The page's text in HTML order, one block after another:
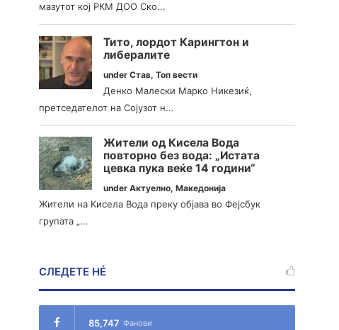
мазутот кој РКМ ДОО Ско...
Тито, лордот Карингтон и
либералите
underСтав,Топ вести
Денко Малески Марко Никезиќ,
претседателот на Сојузот н...
Жители од Кисела Вода
повторно без вода: „Истата
цевка пука веќе 14 години“
underАктуелно,Македонија
Жители на Кисела Вода преку објава во Фејсбук
групата „...
СЛЕДЕТЕ НÉ
85,747 Фанови